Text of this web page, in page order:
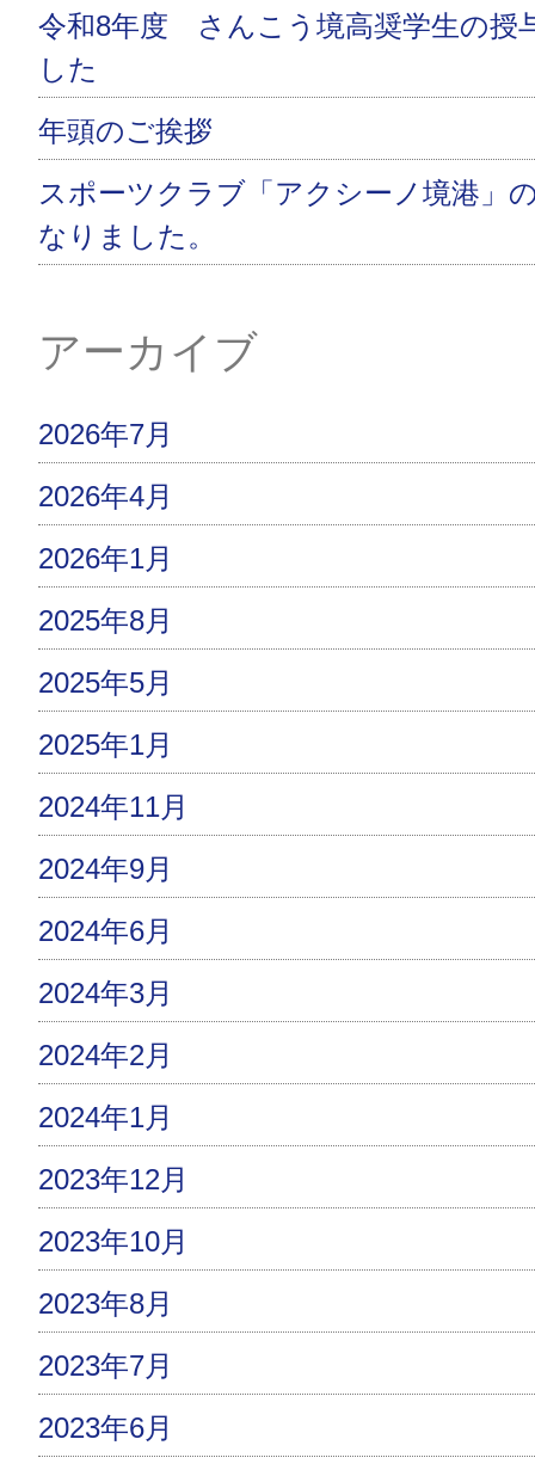
令和8年度 さんこう境高奨学生の授
した
年頭のご挨拶
スポーツクラブ「アクシーノ境港」
なりました。
アーカイブ
2026年7月
2026年4月
2026年1月
2025年8月
2025年5月
2025年1月
2024年11月
2024年9月
2024年6月
2024年3月
2024年2月
2024年1月
2023年12月
2023年10月
2023年8月
2023年7月
2023年6月